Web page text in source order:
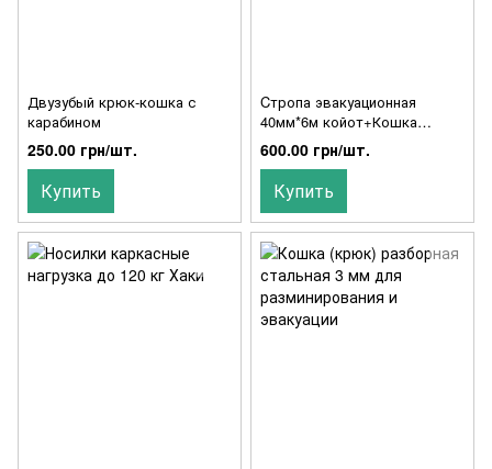
Двузубый крюк-кошка с
карабином
250.00 грн/шт.
Купить
Cтропа эвакуационная
40мм*6м койот+Кошка
двузубая с карабином
600.00 грн/шт.
Купить